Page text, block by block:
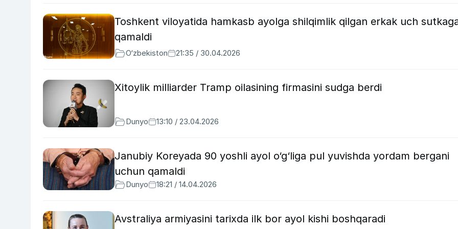
Toshkent viloyatida hamkasb ayolga shilqimlik qilgan erkak uch
qamaldi
O‘zbekiston 21:35 / 30.04.2026
Xitoylik milliarder Tramp oilasining firmasini sudga berdi
Dunyo 13:10 / 23.04.2026
Janubiy Koreyada 90 yoshli ayol o‘g‘liga pul yuvishda yordam bergani
uchun qamaldi
Dunyo 18:21 / 14.04.2026
Avstraliya armiyasini tarixda ilk bor ayol kishi boshqaradi